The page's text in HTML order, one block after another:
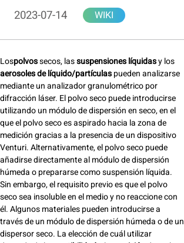
2023-07-14 WIKI
Lospolvossecos, lassuspensiones líquidasy los
aerosoles de líquido/partículaspueden analizarse
mediante un analizador granulométrico por
difracción láser. El polvo seco puede introducirse
utilizando un módulo de dispersión en seco, en el
que el polvo seco es aspirado hacia la zona de
medición gracias a la presencia de un dispositivo
Venturi. Alternativamente, el polvo seco puede
añadirse directamente al módulo de dispersión
húmeda o prepararse como suspensión líquida.
Sin embargo, el requisito previo es que el polvo
seco sea insoluble en el medio y no reaccione con
él. Algunos materiales pueden introducirse a
través de un módulo de dispersión húmeda o de un
dispersor seco. La elección de cuál utilizar